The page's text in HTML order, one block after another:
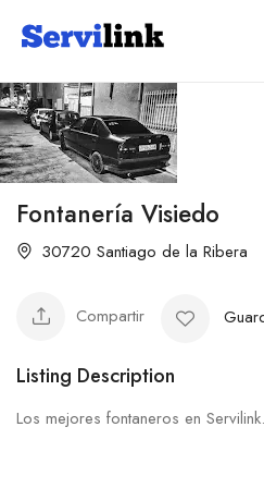
Fontanería Visiedo
30720 Santiago de la Ribera
Compartir
Listing Description
Los mejores fontaneros en